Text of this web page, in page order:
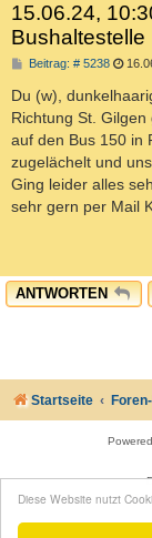
Diese Website nutzt
15.06.24,
Bushaltestelle
Beitrag: # 5238B
t
r
a
g
Du (w),
Richtung St.
auf den Bus 150 in
zugelächelt und
Ging leider alles
sehr gern per Mail
ANTWORTEN
Startseite